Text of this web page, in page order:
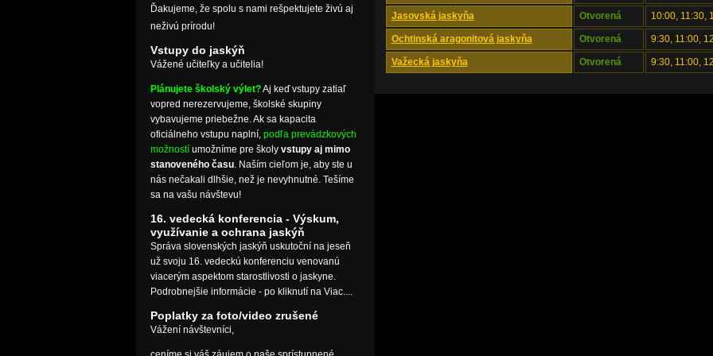
Jasovská jaskyňa Otvorená 10:00, 11:30,
Ochtinská aragonitová jaskyňa Otvorená 9:30, 11:00,
Važecká jaskyňa Otvorená 9:30, 11:00,
Ďakujeme, že spolu s nami rešpektujete živú aj
neživú prírodu!
Vstupy do jaskýň
Vážené učiteľky a učitelia!
Plánujete školský výlet?Aj keď vstupy zatiaľ
vopred nerezervujeme, školské skupiny
vybavujeme priebežne. Ak sa kapacita
oficiálneho vstupu naplní, podľa prevádzkových
možnostíumožníme pre školy vstupy aj mimo
stanoveného času. Naším cieľom je, aby ste u
nás nečakali dlhšie, než je nevyhnutné. Tešíme
sa na vašu návštevu!
16. vedecká konferencia - Výskum,
využívanie a ochrana jaskýň
Správa slovenských jaskýň uskutoční na jeseň
už svoju 16. vedeckú konferenciu venovanú
viacerým aspektom starostlivosti o jaskyne.
Podrobnejšie informácie - po kliknutí na Viac....
Poplatky za foto/video zrušené
Vážení návštevníci,